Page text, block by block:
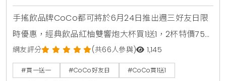
手搖飲品牌CoCo都可將於6月24日推出週三好友日限
時優惠，經典飲品紅柚雙響炮大杯買1送1，2杯特價75
元。消費者透過官方LINE帳號領取優惠券，即可在線上
點餐平台享有第二杯0元優惠，每人限領2張。
網友評分 (共66人參與) 1,145
#買一送一 #CoCo好友日 #CoCo買1送1